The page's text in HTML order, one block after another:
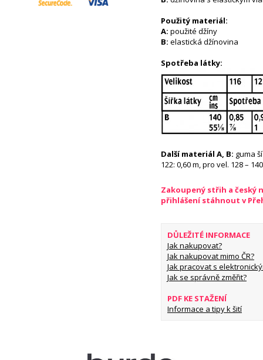
Použitý materiál:
A: použité džíny
B: elastická džínovina
Spotřeba látky:
Další materiál A, B: guma
122: 0,60 m, pro vel. 128 –
Zakoupený střih a český
přihlášení stáhnout v
DŮLEŽITÉ INFORMACE
Jak nakupovat?
Jak nakupovat mimo ČR?
Jak pracovat s
Jak se správně změřit?
PDF KE STAŽENÍ
Informace a tipy k šití